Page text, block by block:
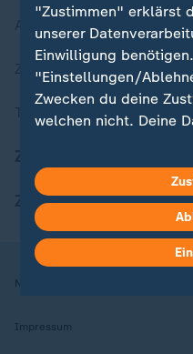
Aktuelle Sendungs-Videos
ZDFheute Stories
Themen im Überblick
ZDFheute Apps
Nutzungsbedingungen
Impressum
"Zustimmen" erklärst
unserer
Einwilligung
"Einstellungen/
Zwecken du deine
welchen nicht. Deine
in deinen
Hier findest du das
Weitere
Datenschutzerklärung.